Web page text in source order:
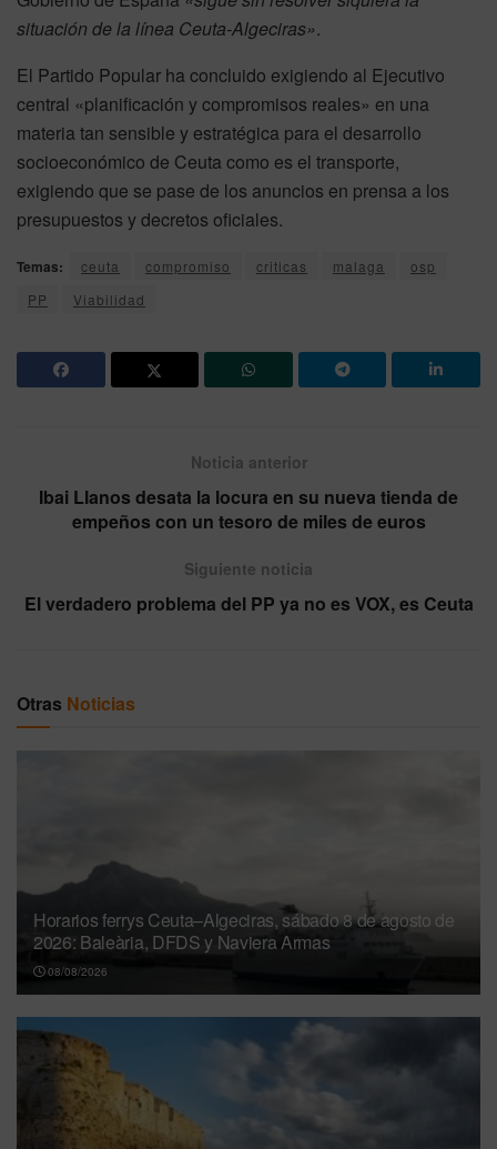
situación de la línea Ceuta-Algeciras».
El Partido Popular ha concluido exigiendo al Ejecutivo
central «planificación y compromisos reales» en una
materia tan sensible y estratégica para el desarrollo
socioeconómico de Ceuta como es el transporte,
exigiendo que se pase de los anuncios en prensa a los
presupuestos y decretos oficiales.
Temas: ceuta compromiso criticas malaga
osp
PP
Viabilidad
Noticia anterior
Ibai Llanos desata la locura en su nueva tienda de
empeños con un tesoro de miles de euros
Siguiente noticia
El verdadero problema del PP ya no es VOX, es Ceuta
Otras Noticias
Horarios ferrys Ceuta–Algeciras, sábado 8 de agosto de
2026: Baleària, DFDS y Naviera Armas
08/08/2026